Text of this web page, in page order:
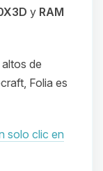
y RAM
de
Folia es
solo clic en